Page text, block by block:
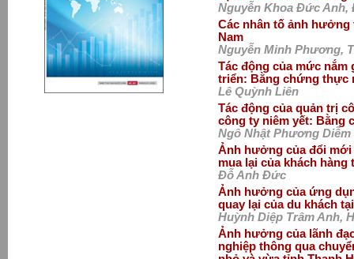
Nguyễn Khoa Đức Anh,
Các nhân tố ảnh
Nam
Nguyễn Minh Phương,
Tác động của mức
triển: Bằng chứng thực
Lê Quỳnh Liên
Tác động của quản trị
công ty niêm yết: Bằng
Ngô Nhật Phương Diễm
Ảnh hưởng của đổi mới
mua lại của khách hàng
Đỗ Anh Đức
Ảnh hưởng của ứng
quay lại của du khách
Huỳnh Diệp Trâm Anh,
Ảnh hưởng của lãnh
nghiệp thông qua